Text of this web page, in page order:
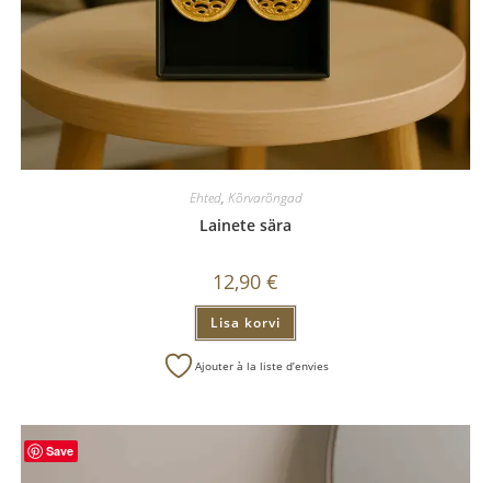
Ehted, Kõrvarõngad
Lainete sära
12,90 €
Lisa korvi
Ajouter à la liste d’envies
Save